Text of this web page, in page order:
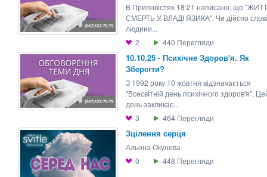
В Приповістях 18:21 написано, що
СМЕРТЬ У ВЛАДІ ЯЗИКА". Чи дійсно
людини...
2
440 Перегляди
10.10.25 - Психічне Здоров'я. Як
Зберегти?
З 1992 року 10 жовтня відзначається
"Всесвітній день психічного здоров'я".
день закликає...
3
464 Перегляди
Зцілення серця
Альона Окунева
0
448 Перегляди